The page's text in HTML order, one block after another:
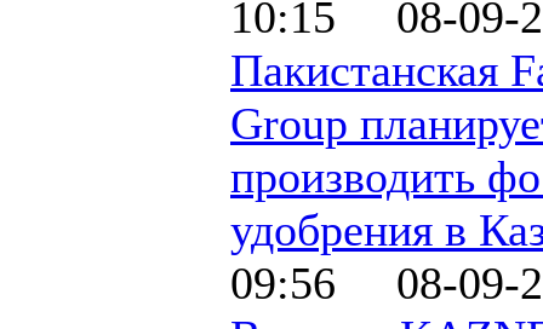
10:15 08-09-
Пакистанская
Group
производить
удобрения в
09:56 08-09-